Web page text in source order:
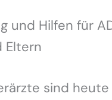
und Hilfen für
Eltern
sind heute